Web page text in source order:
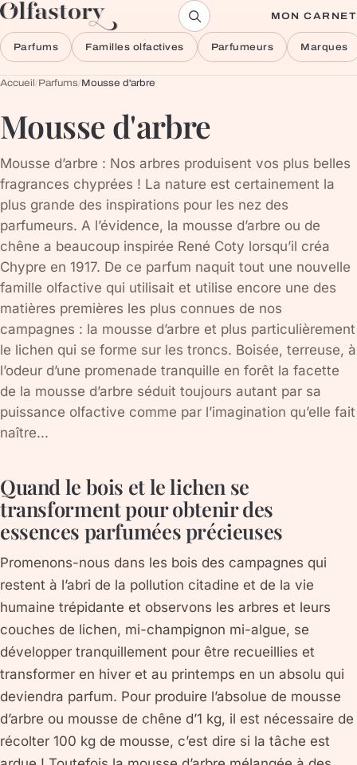
Aller au contenu MON CARNET
Parfums Familles olfactives Parfumeurs Marques
Accueil/Parfums/Mousse d'arbre
Mousse d'arbre
Mousse d’arbre : Nos arbres produisent vos plus belles
fragrances chyprées ! La nature est certainement la
plus grande des inspirations pour les nez des
parfumeurs. A l’évidence, la mousse d’arbre ou de
chêne a beaucoup inspirée René Coty lorsqu’il créa
Chypre en 1917. De ce parfum naquit tout une nouvelle
famille olfactive qui utilisait et utilise encore une des
matières premières les plus connues de nos
campagnes : la mousse d’arbre et plus particulièrement
le lichen qui se forme sur les troncs. Boisée, terreuse, à
l’odeur d’une promenade tranquille en forêt la facette
de la mousse d’arbre séduit toujours autant par sa
puissance olfactive comme par l’imagination qu’elle fait
naître...
Quand le bois et le lichen se
transforment pour obtenir des
essences parfumées précieuses
Promenons-nous dans les bois des campagnes qui
restent à l’abri de la pollution citadine et de la vie
humaine trépidante et observons les arbres et leurs
couches de lichen, mi-champignon mi-algue, se
développer tranquillement pour être recueillies et
transformer en hiver et au printemps en un absolu qui
deviendra parfum. Pour produire l’absolue de mousse
d’arbre ou mousse de chêne d’1 kg, il est nécessaire de
récolter 100 kg de mousse, c’est dire si la tâche est